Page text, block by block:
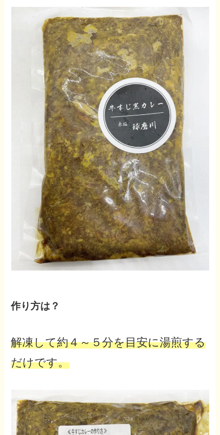
作り方は？
解凍して約４～５分を目安に湯煎する
だけです。